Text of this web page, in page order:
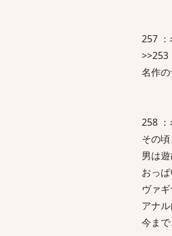
257
>>253
名作
258
その
男は
おっ
ヴァ
アナ
今ま